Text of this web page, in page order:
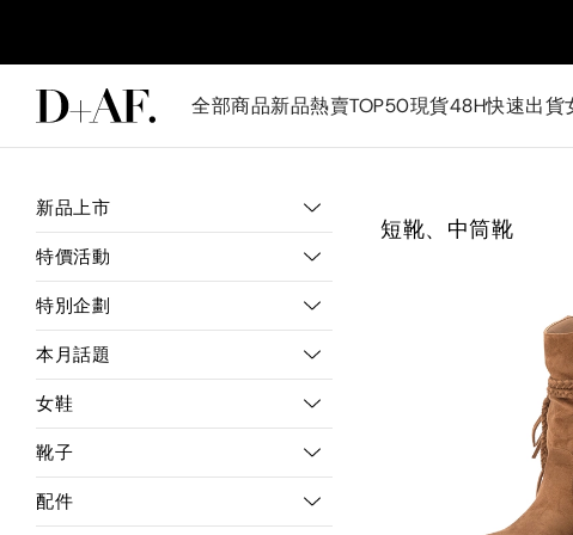
全部商品新品熱賣TOP50現貨48H快速出貨
新品上市
特價活動
特別企劃
本月話題
女鞋
靴子
配件
短靴、中筒靴